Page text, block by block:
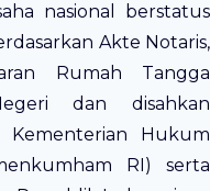
nasional berstatus
Akte Notaris,
Rumah Tangga
dan disahkan
Kementerian Hukum
RI) serta